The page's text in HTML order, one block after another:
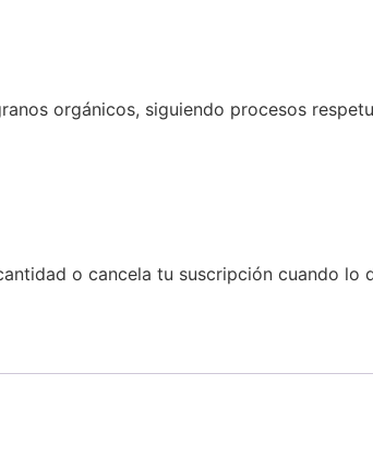
orgánicos, siguiendo procesos
o cancela tu suscripción cuando lo